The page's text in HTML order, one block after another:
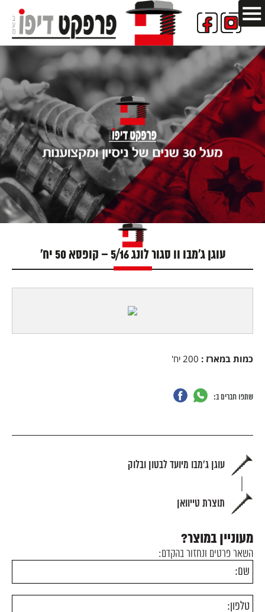
עוגן ג'מבו וו סגור לונג 5/16 – קופסא 50 יח'
כמות במארז :
שתפו חברים ב:
עוגן ג'מבו מיועד לבטון ובלוק
תוצרת טייוואן
מעוניין במוצר?
השאר פרטים ונחזור בהקדם: